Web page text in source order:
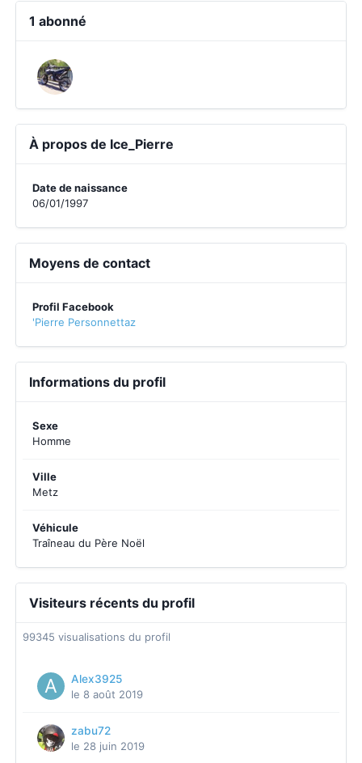
1 abonné
À propos de Ice_Pierre
Date de naissance
06/01/1997
Moyens de contact
Profil Facebook
'Pierre Personnettaz
Informations du profil
Sexe
Homme
Ville
Metz
Véhicule
Traîneau du Père Noël
Visiteurs récents du profil
99345 visualisations du profil
Alex3925
le 8 août 2019
zabu72
le 28 juin 2019